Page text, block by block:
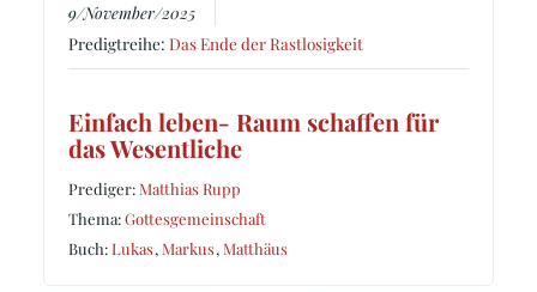
9/November/2025
Predigtreihe:Das Ende der Rastlosigkeit
Einfach leben- Raum schaffen für
das Wesentliche
Prediger: Matthias Rupp
Thema:Gottesgemeinschaft
Buch: Lukas, Markus, Matthäus